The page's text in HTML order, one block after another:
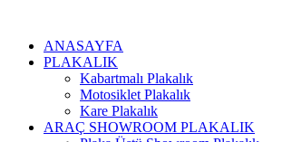
ANASAYFA
PLAKALIK
Kabartmalı Plakalık
Motosiklet Plakalık
Kare Plakalık
ARAÇ SHOWROOM PLAKALIK